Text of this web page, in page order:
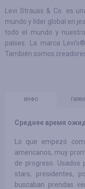
Levi Strauss & Co. es
mundo y líder global en
todo el mundo y
países. La marca
También somos
ИНФО
Среднее время
Lo que empezó
americanos, muy
de progreso. Usados
stars, presidentes,
buscaban prendas